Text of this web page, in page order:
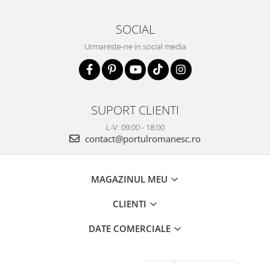
SOCIAL
Urmareste-ne in social media
SUPORT CLIENTI
L-V: 09:00 - 18:00
contact@portulromanesc.ro
MAGAZINUL MEU
CLIENTI
DATE COMERCIALE